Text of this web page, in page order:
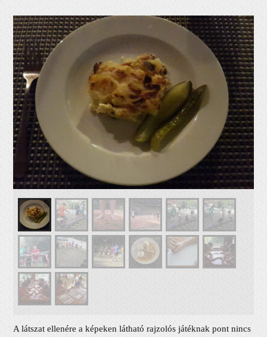
A látszat ellenére a képeken látható rajzolós játéknak pont nincs